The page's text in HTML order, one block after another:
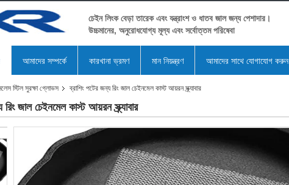
চেইন লিংক বেড়া তারেক এবং যন্ত্রাংশ ও ধাতব জাল জন্য পেশাদার।
উচ্চমানের, অনুরোধযোগ্য মূল্য এবং সর্বোত্তম পরিষেবা
আমাদের সম্পর্কে কারখানা ভ্রমণ মান নিয়ন্ত্রণ আমাদের সাথে যোগাযোগ করুন
স্টিল সুরক্ষা গ্লোভস ব্রাশিং পটের জন্য রিং জাল চেইনমেল কাস্ট আয়রন স্ক্র্যাবার
রিং জাল চেইনমেল কাস্ট আয়রন স্ক্র্যাবার